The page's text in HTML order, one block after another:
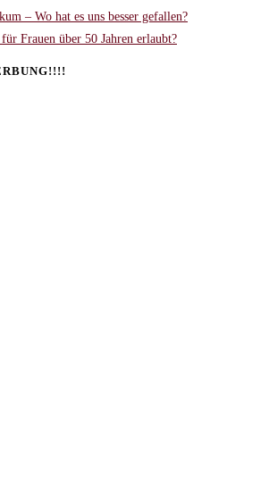
– Wo hat es uns besser gefallen?
Frauen über 50 Jahren erlaubt?